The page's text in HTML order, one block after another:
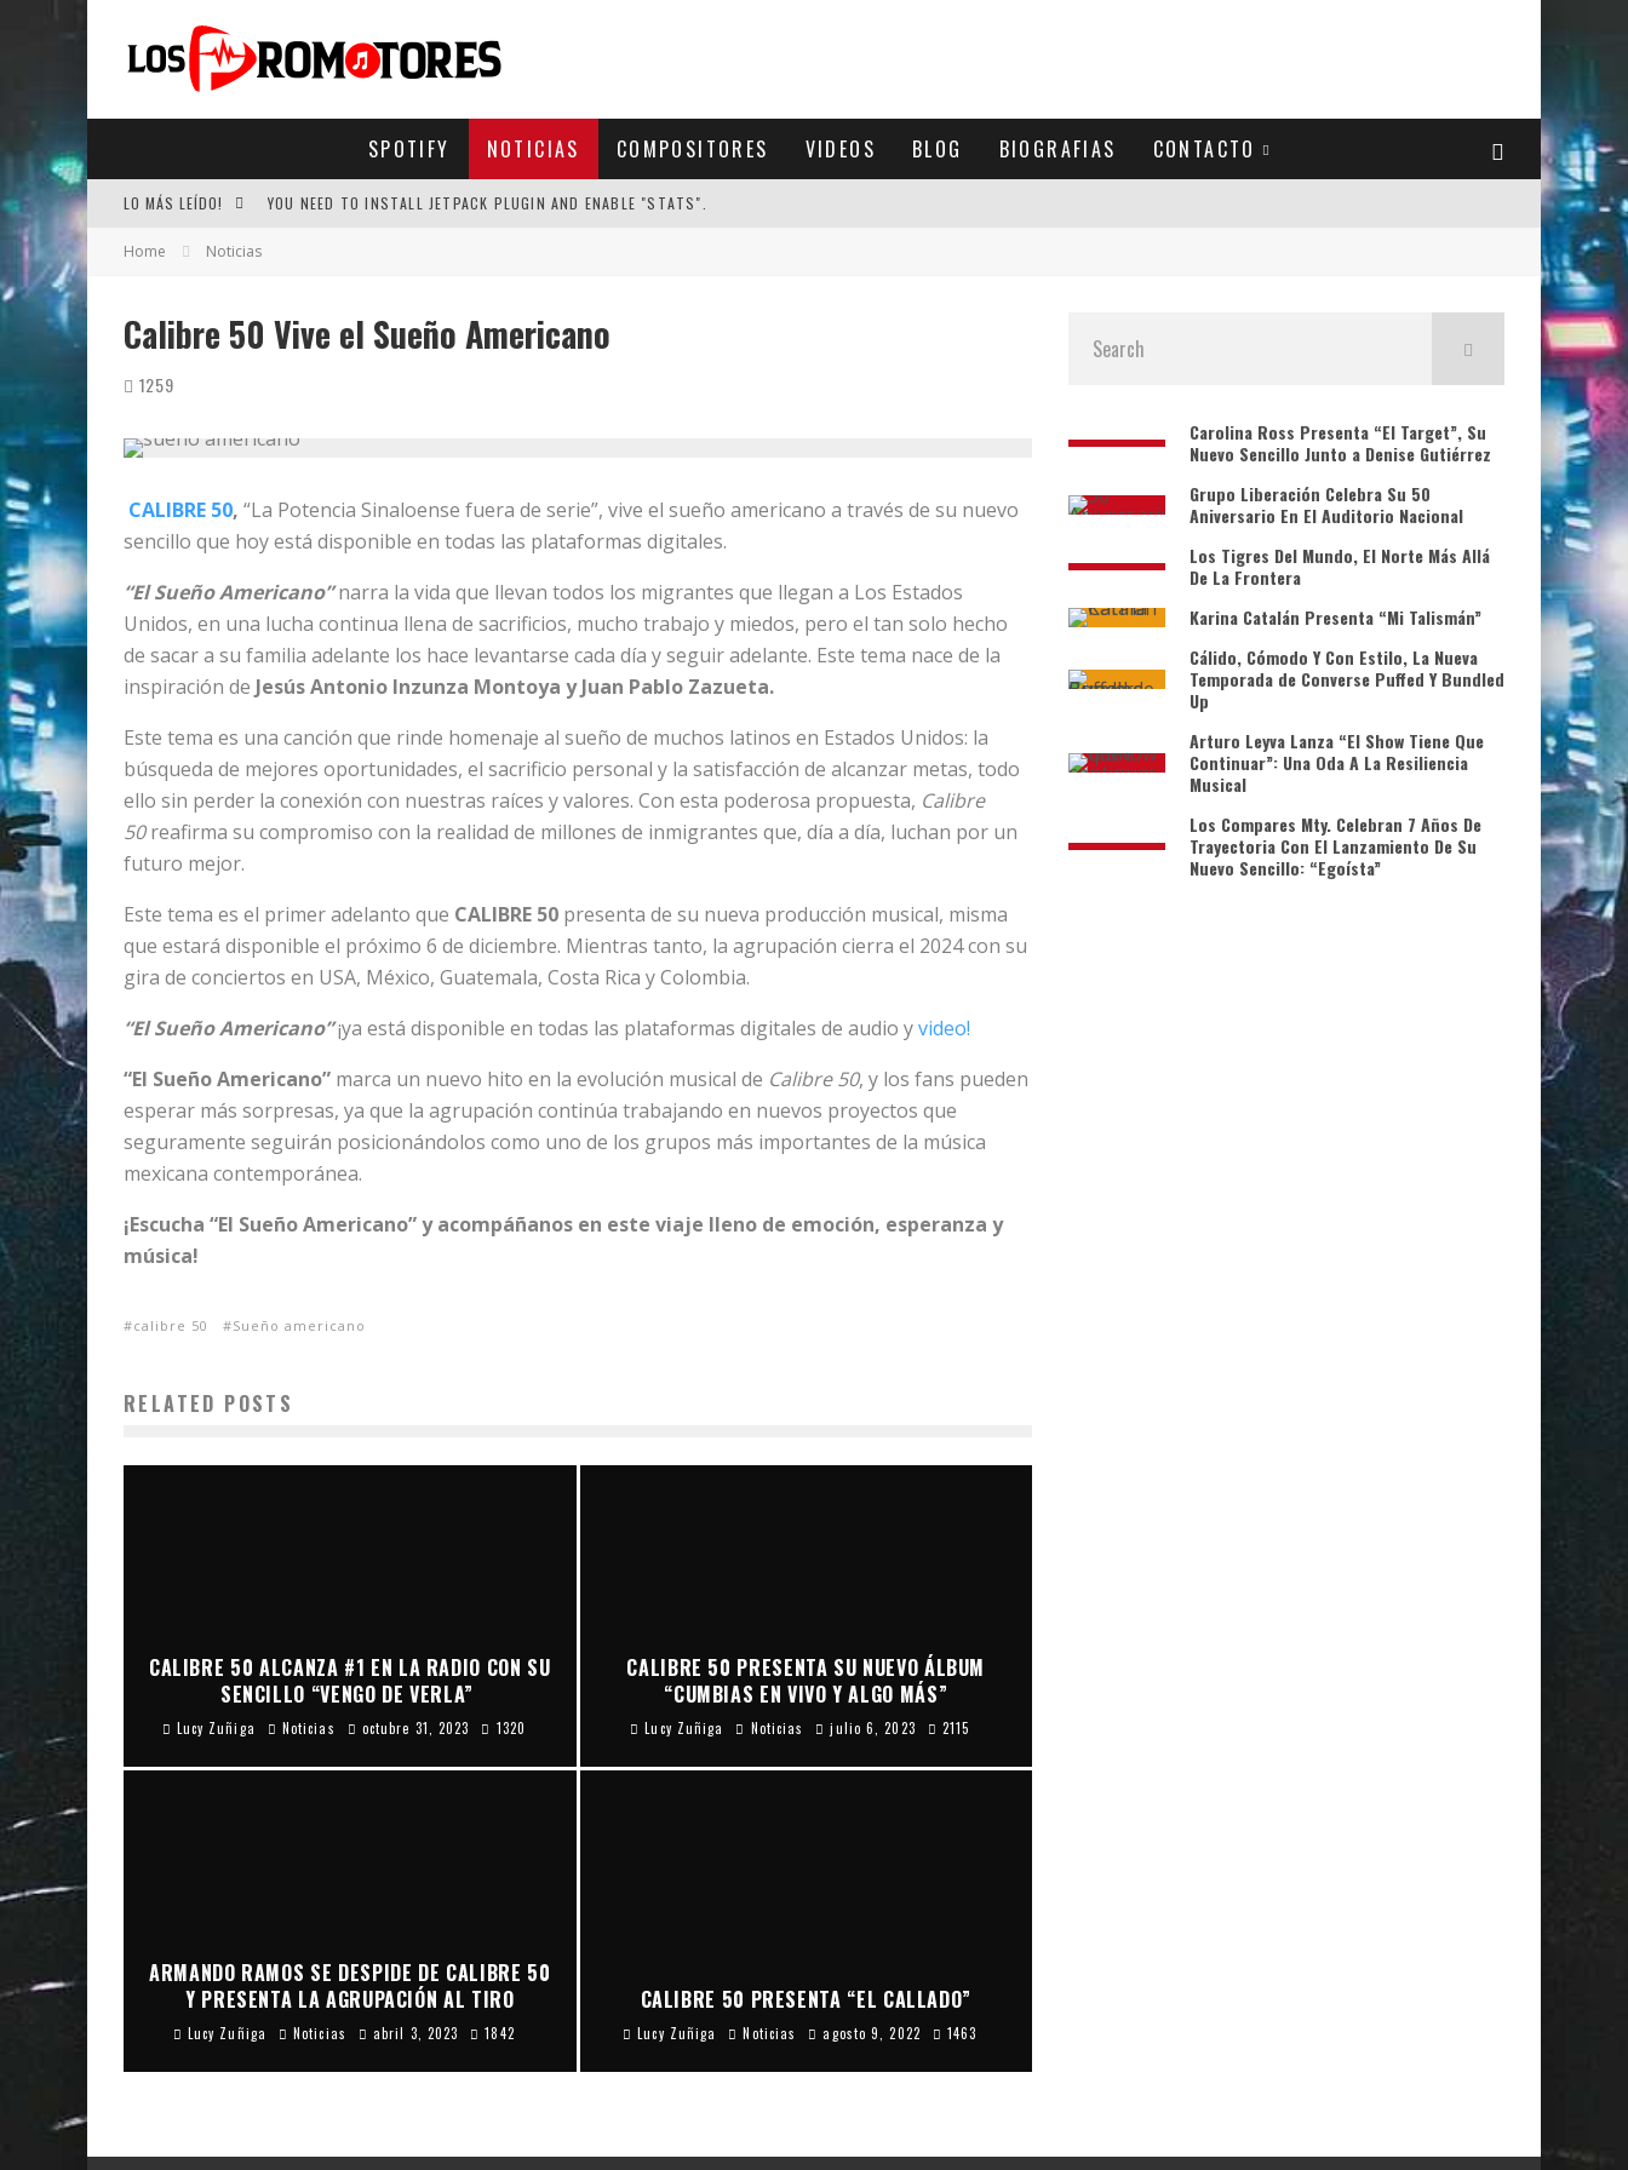
SPOTIFY NOTICIAS COMPOSITORES VIDEOS BLOG BIOGRAFIAS CONTACTO
LO MÁS LEÍDO! YOU NEED TO INSTALL JETPACK PLUGIN AND ENABLE "STATS".
Home Noticias
Calibre 50 Vive el Sueño Americano
1259
CALIBRE 50, “La Potencia Sinaloense fuera de serie”, vive el sueño americano a través de su nuevo
sencillo que hoy está disponible en todas las plataformas digitales.
“El Sueño Americano”narra la vida que llevan todos los migrantes que llegan a Los Estados
Unidos, en una lucha continua llena de sacrificios, mucho trabajo y miedos, pero el tan solo hecho
de sacar a su familia adelante los hace levantarse cada día y seguir adelante. Este tema nace de la
inspiración de Jesús Antonio Inzunza Montoya y Juan Pablo Zazueta.
Este tema es una canción que rinde homenaje al sueño de muchos latinos en Estados Unidos: la
búsqueda de mejores oportunidades, el sacrificio personal y la satisfacción de alcanzar metas, todo
ello sin perder la conexión con nuestras raíces y valores. Con esta poderosa propuesta, Calibre
50reafirma su compromiso con la realidad de millones de inmigrantes que, día a día, luchan por un
futuro mejor.
Este tema es el primer adelanto que CALIBRE 50 presenta de su nueva producción musical, misma
que estará disponible el próximo 6 de diciembre. Mientras tanto, la agrupación cierra el 2024 con su
gira de conciertos en USA, México, Guatemala, Costa Rica y Colombia.
“El Sueño Americano”¡ya está disponible en todas las plataformas digitales de audio yvideo!
“El Sueño Americano” marca un nuevo hito en la evolución musical de Calibre 50, y los fans pueden
esperar más sorpresas, ya que la agrupación continúa trabajando en nuevos proyectos que
seguramente seguirán posicionándolos como uno de los grupos más importantes de la música
mexicana contemporánea.
¡Escucha “El Sueño Americano” y acompáñanos en este viaje lleno de emoción, esperanza y
música!
calibre 50 Sueño americano
RELATED POSTS
CALIBRE 50 ALCANZA #1 EN LA RADIO CON SU
SENCILLO “VENGO DE VERLA”
Lucy Zuñiga Noticias octubre 31, 2023 1320
CALIBRE 50 PRESENTA SU NUEVO ÁLBUM
“CUMBIAS EN VIVO Y ALGO MÁS”
Lucy Zuñiga Noticias julio 6, 2023 2115
ARMANDO RAMOS SE DESPIDE DE CALIBRE 50
Y PRESENTA LA AGRUPACIÓN AL TIRO
Lucy Zuñiga Noticias abril 3, 2023 1842
CALIBRE 50 PRESENTA “EL CALLADO”
Lucy Zuñiga Noticias agosto 9, 2022 1463
Carolina Ross Presenta “El Target”, Su
Nuevo Sencillo Junto a Denise Gutiérrez
Grupo Liberación Celebra Su 50
Aniversario En El Auditorio Nacional
Los Tigres Del Mundo, El Norte Más Allá
De La Frontera
Karina Catalán Presenta “Mi Talismán”
Cálido, Cómodo Y Con Estilo, La Nueva
Temporada de Converse Puffed Y Bundled
Up
Arturo Leyva Lanza “El Show Tiene Que
Continuar”: Una Oda A La Resiliencia
Musical
Los Compares Mty. Celebran 7 Años De
Trayectoria Con El Lanzamiento De Su
Nuevo Sencillo: “Egoísta”